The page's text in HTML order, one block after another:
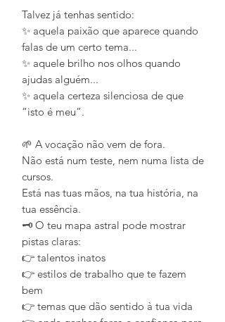
Talvez já tenhas sentido:
✨ aquela paixão que aparece quando
falas de um certo tema...
✨ aquele brilho nos olhos quando
ajudas alguém...
✨ aquela certeza silenciosa de que
“isto é meu”.
🌱 A vocação não vem de fora.
Não está num teste, nem numa lista de
cursos.
Está nas tuas mãos, na tua história, na
tua essência.
🗝 O teu mapa astral pode mostrar
pistas claras:
👉 talentos inatos
👉 estilos de trabalho que te fazem
bem
👉 temas que dão sentido à tua vida